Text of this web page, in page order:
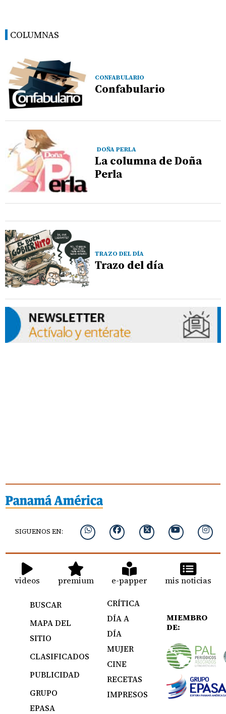
COLUMNAS
CONFABULARIO
Confabulario
DOÑA PERLA
La columna de Doña
Perla
TRAZO DEL DÍA
Trazo del día
SIGUENOS EN:
videos premium e-papper mis noticias
BUSCAR
MAPA DEL
SITIO
CLASIFICADOS
PUBLICIDAD
GRUPO
EPASA
CRÍTICA
DÍA A
DÍA
MUJER
CINE
RECETAS
IMPRESOS
MIEMBRO
DE: